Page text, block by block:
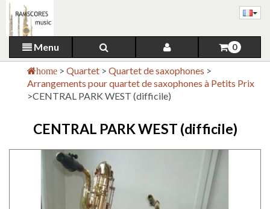
Menu 0
home > Quartet > Quartet de saxophones >
Arrangements pour quartet de saxophones à Petits Prix
>CENTRAL PARK WEST (difficile)
CENTRAL PARK WEST (difficile)